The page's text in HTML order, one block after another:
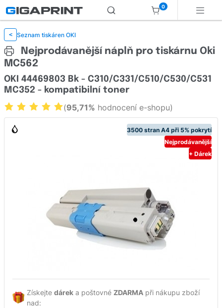
0
< Seznam tiskáren OKI
Nejprodávanější náplň pro tiskárnu Oki
MC562
3500 stran A4 při 5% pokrytí
Nejprodávanější
+ Dárek
Získejte dárek a poštovné ZDARMA při nákupu zboží
nad:
OKI 44469803 Bk - C310/C331/C510/C530/C531
MC352 - kompatibilní toner
(95,71% hodnocení e-shopu)